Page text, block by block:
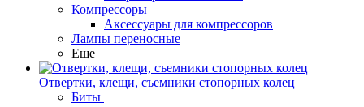
Компрессоры
Аксессуары для компрессоров
Лампы переносные
Еще
Отвертки, клещи, съемники стопорных колец
Биты